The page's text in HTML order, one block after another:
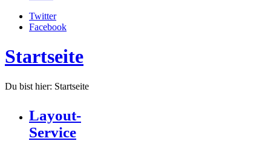
Twitter
Facebook
Startseite
Du bist hier: Startseite
Layout-
Service